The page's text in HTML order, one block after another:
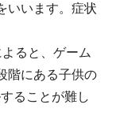
いいます。症状
ると、ゲーム
階にある子供の
ることが難し